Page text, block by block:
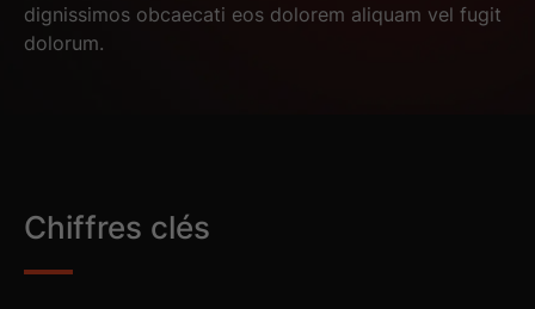
dignissimos obcaecati eos dolorem aliquam vel fugit
dolorum.
Chiffres clés